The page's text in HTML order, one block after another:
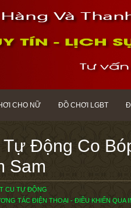
CHO NỮ ĐỒ CHƠI LGBT
Động Co
Sam
CU TỰ ĐỘNG
TÁC ĐIỆN THOẠI - ĐIỀU KHIỂN QUA